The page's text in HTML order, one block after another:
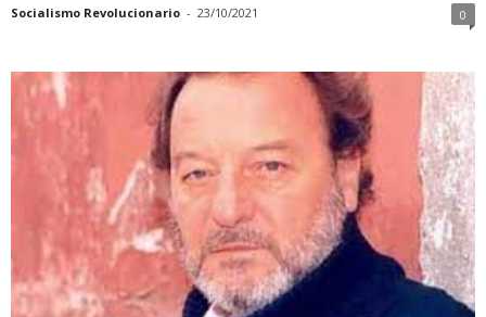
Socialismo Revolucionario - 23/10/2021 0